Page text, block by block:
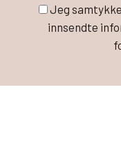
Jeg
innsendte